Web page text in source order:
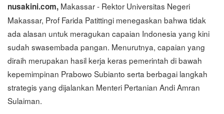
nusakini.com, Makassar - Rektor Universitas Negeri
Makassar, Prof Farida Patittingi menegaskan bahwa tidak
ada alasan untuk meragukan capaian Indonesia yang kini
sudah swasembada pangan. Menurutnya, capaian yang
diraih merupakan hasil kerja keras pemerintah di bawah
kepemimpinan Prabowo Subianto serta berbagai langkah
strategis yang dijalankan Menteri Pertanian Andi Amran
Sulaiman.